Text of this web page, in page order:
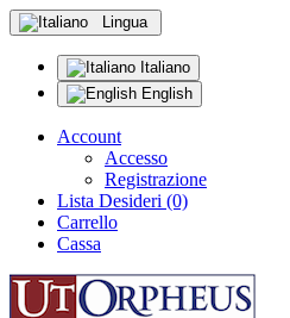
Lingua
Italiano
English
Account
Accesso
Registrazione
Lista Desideri (0)
Carrello
Cassa